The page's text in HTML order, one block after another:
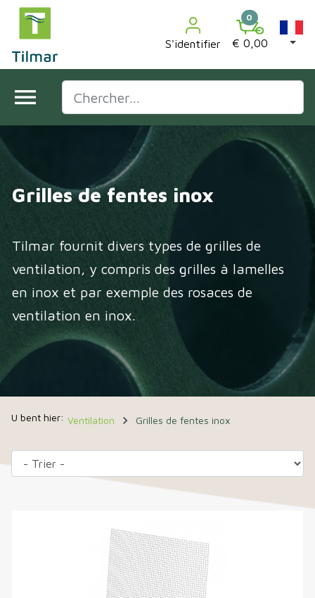
S'identifier
0
€ 0,00
menu
Grilles de fentes inox
Tilmar fournit divers types de grilles de
ventilation, y compris des grilles à lamelles
en inox et par exemple des rosaces de
ventilation en inox.
Ventilation navigate_next Grilles de fentes inox